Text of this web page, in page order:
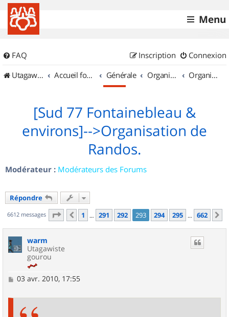
Menu
FAQ Connexion
Inscription
UtagawaVTT (Randos VTT et VTTAE avec traces GPS)
Accueil forum Générale Organisation de sorties & Recherche de partenaires Organisation de sorties en région Île de France
[Sud 77 Fontainebleau &
environs]-->Organisation de
Randos.
Modérateur : Modérateurs des Forums
Répondre
6612 messages Page 293 sur662
Précédent
1 … 291 292 293 294 295 … 662
warm
Utagawiste
gourou
M
03 avr. 2010, 17:55